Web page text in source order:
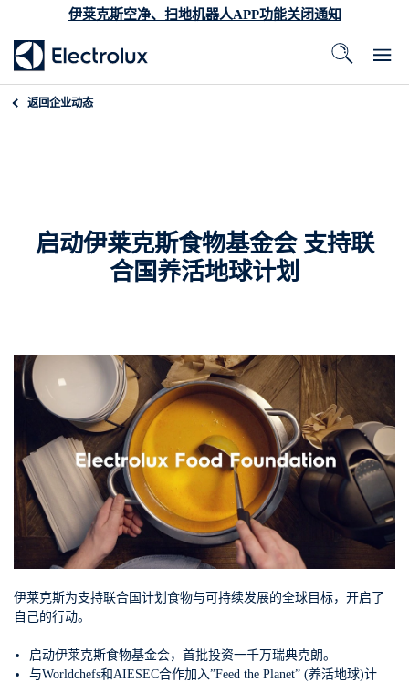
伊莱克斯空净、扫地机器人APP功能关闭通知
返回企业动态
启动伊莱克斯食物基金会 支持联
合国养活地球计划
伊莱克斯为支持联合国计划食物与可持续发展的全球目标，开启了
自己的行动。
启动伊莱克斯食物基金会， 首批投资一千万瑞典克朗。
与Worldchefs和AIESEC合作加入”Feed the Planet” (养活地球)计